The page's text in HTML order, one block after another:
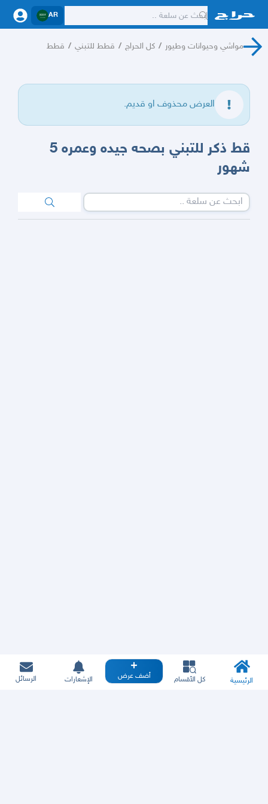
AR
مواشي وحيوانات وطيور / كل الحراج / قطط للتبني / قطط
العرض محذوف او قديم.
قط ذكر للتبني بصحه جيده وعمره 5
شهور
الرئيسية كل الأقسام أضف عرض الإشعارات الرسائل